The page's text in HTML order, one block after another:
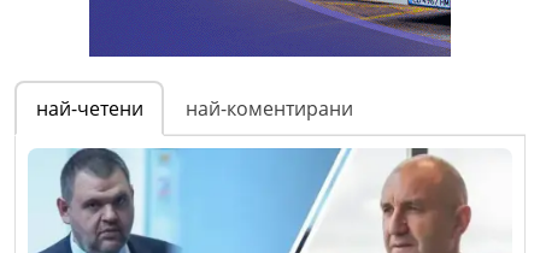
най-четени най-коментирани